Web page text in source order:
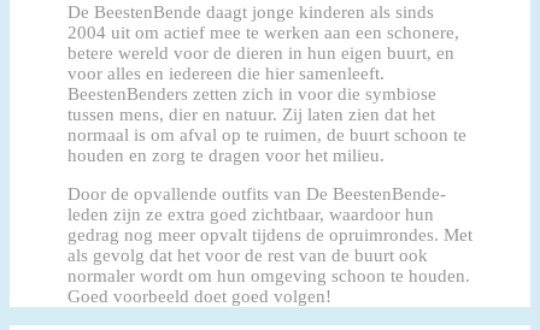
De BeestenBende daagt jonge kinderen als sinds
2004 uit om actief mee te werken aan een schonere,
betere wereld voor de dieren in hun eigen buurt, en
voor alles en iedereen die hier samenleeft.
BeestenBenders zetten zich in voor die symbiose
tussen mens, dier en natuur. Zij laten zien dat het
normaal is om afval op te ruimen, de buurt schoon te
houden en zorg te dragen voor het milieu.
Door de opvallende outfits van De BeestenBende-
leden zijn ze extra goed zichtbaar, waardoor hun
gedrag nog meer opvalt tijdens de opruimrondes. Met
als gevolg dat het voor de rest van de buurt ook
normaler wordt om hun omgeving schoon te houden.
Goed voorbeeld doet goed volgen!